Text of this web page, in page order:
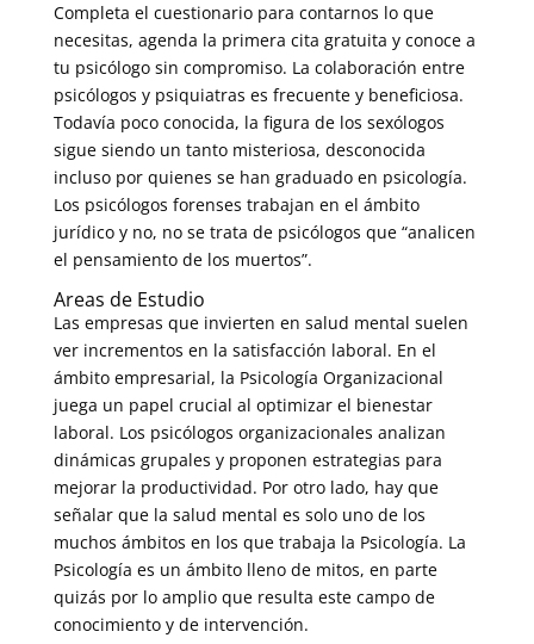
Completa el cuestionario para contarnos lo que
necesitas, agenda la primera cita gratuita y conoce a
tu psicólogo sin compromiso. La colaboración entre
psicólogos y psiquiatras es frecuente y beneficiosa.
Todavía poco conocida, la figura de los sexólogos
sigue siendo un tanto misteriosa, desconocida
incluso por quienes se han graduado en psicología.
Los psicólogos forenses trabajan en el ámbito
jurídico y no, no se trata de psicólogos que “analicen
el pensamiento de los muertos”.
Areas de Estudio
Las empresas que invierten en salud mental suelen
ver incrementos en la satisfacción laboral. En el
ámbito empresarial, la Psicología Organizacional
juega un papel crucial al optimizar el bienestar
laboral. Los psicólogos organizacionales analizan
dinámicas grupales y proponen estrategias para
mejorar la productividad. Por otro lado, hay que
señalar que la salud mental es solo uno de los
muchos ámbitos en los que trabaja la Psicología. La
Psicología es un ámbito lleno de mitos, en parte
quizás por lo amplio que resulta este campo de
conocimiento y de intervención.